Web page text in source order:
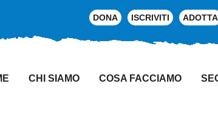
DONA ISCRIVITI ADOTTA
CHI SIAMO COSA FACCIAMO